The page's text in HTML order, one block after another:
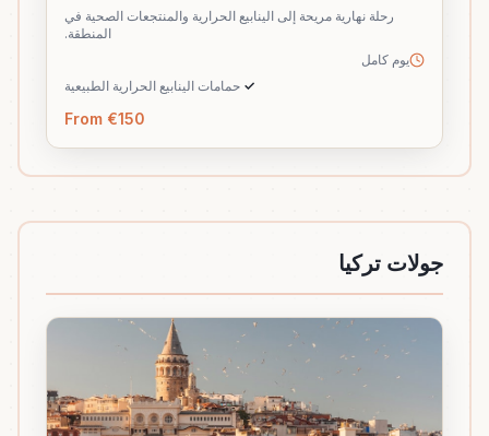
رحلة نهارية مريحة إلى الينابيع الحرارية والمنتجعات الصحية في
المنطقة.
يوم كامل
✓ حمامات الينابيع الحرارية الطبيعية
From €150
جولات تركيا